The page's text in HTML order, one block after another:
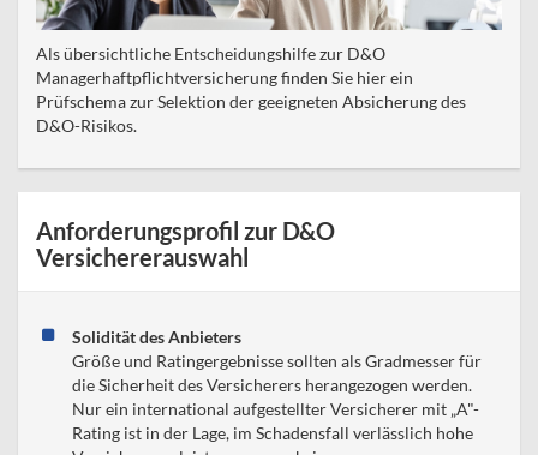
Als übersichtliche Entscheidungshilfe zur D&O
Managerhaftpflichtversicherung finden Sie hier ein
Prüfschema zur Selektion der geeigneten Absicherung des
D&O-Risikos.
Anforderungsprofil zur D&O
Versichererauswahl
Solidität des Anbieters
Größe und Ratingergebnisse sollten als Gradmesser für
die Sicherheit des Versicherers herangezogen werden.
Nur ein international aufgestellter Versicherer mit „A"-
Rating ist in der Lage, im Schadensfall verlässlich hohe